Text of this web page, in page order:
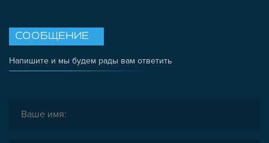
КОМПОНЕНТЫ ДЛЯ КОНВЕЙЕРОВ
КОЛЁСА
ОСНАСТКА
СООБЩЕНИЕ
Напишите и мы будем рады вам ответить